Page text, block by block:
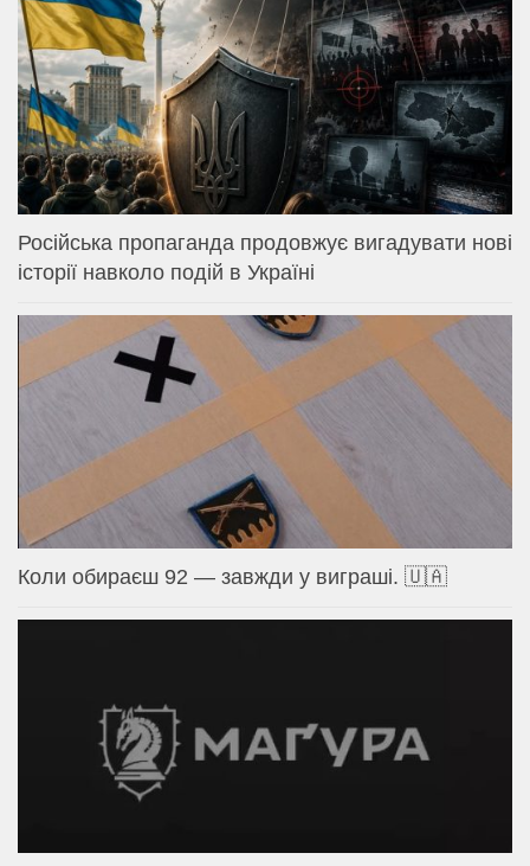
Російська пропаганда продовжує вигадувати нові
історії навколо подій в Україні
Коли обираєш 92 — завжди у виграші. 🇺🇦